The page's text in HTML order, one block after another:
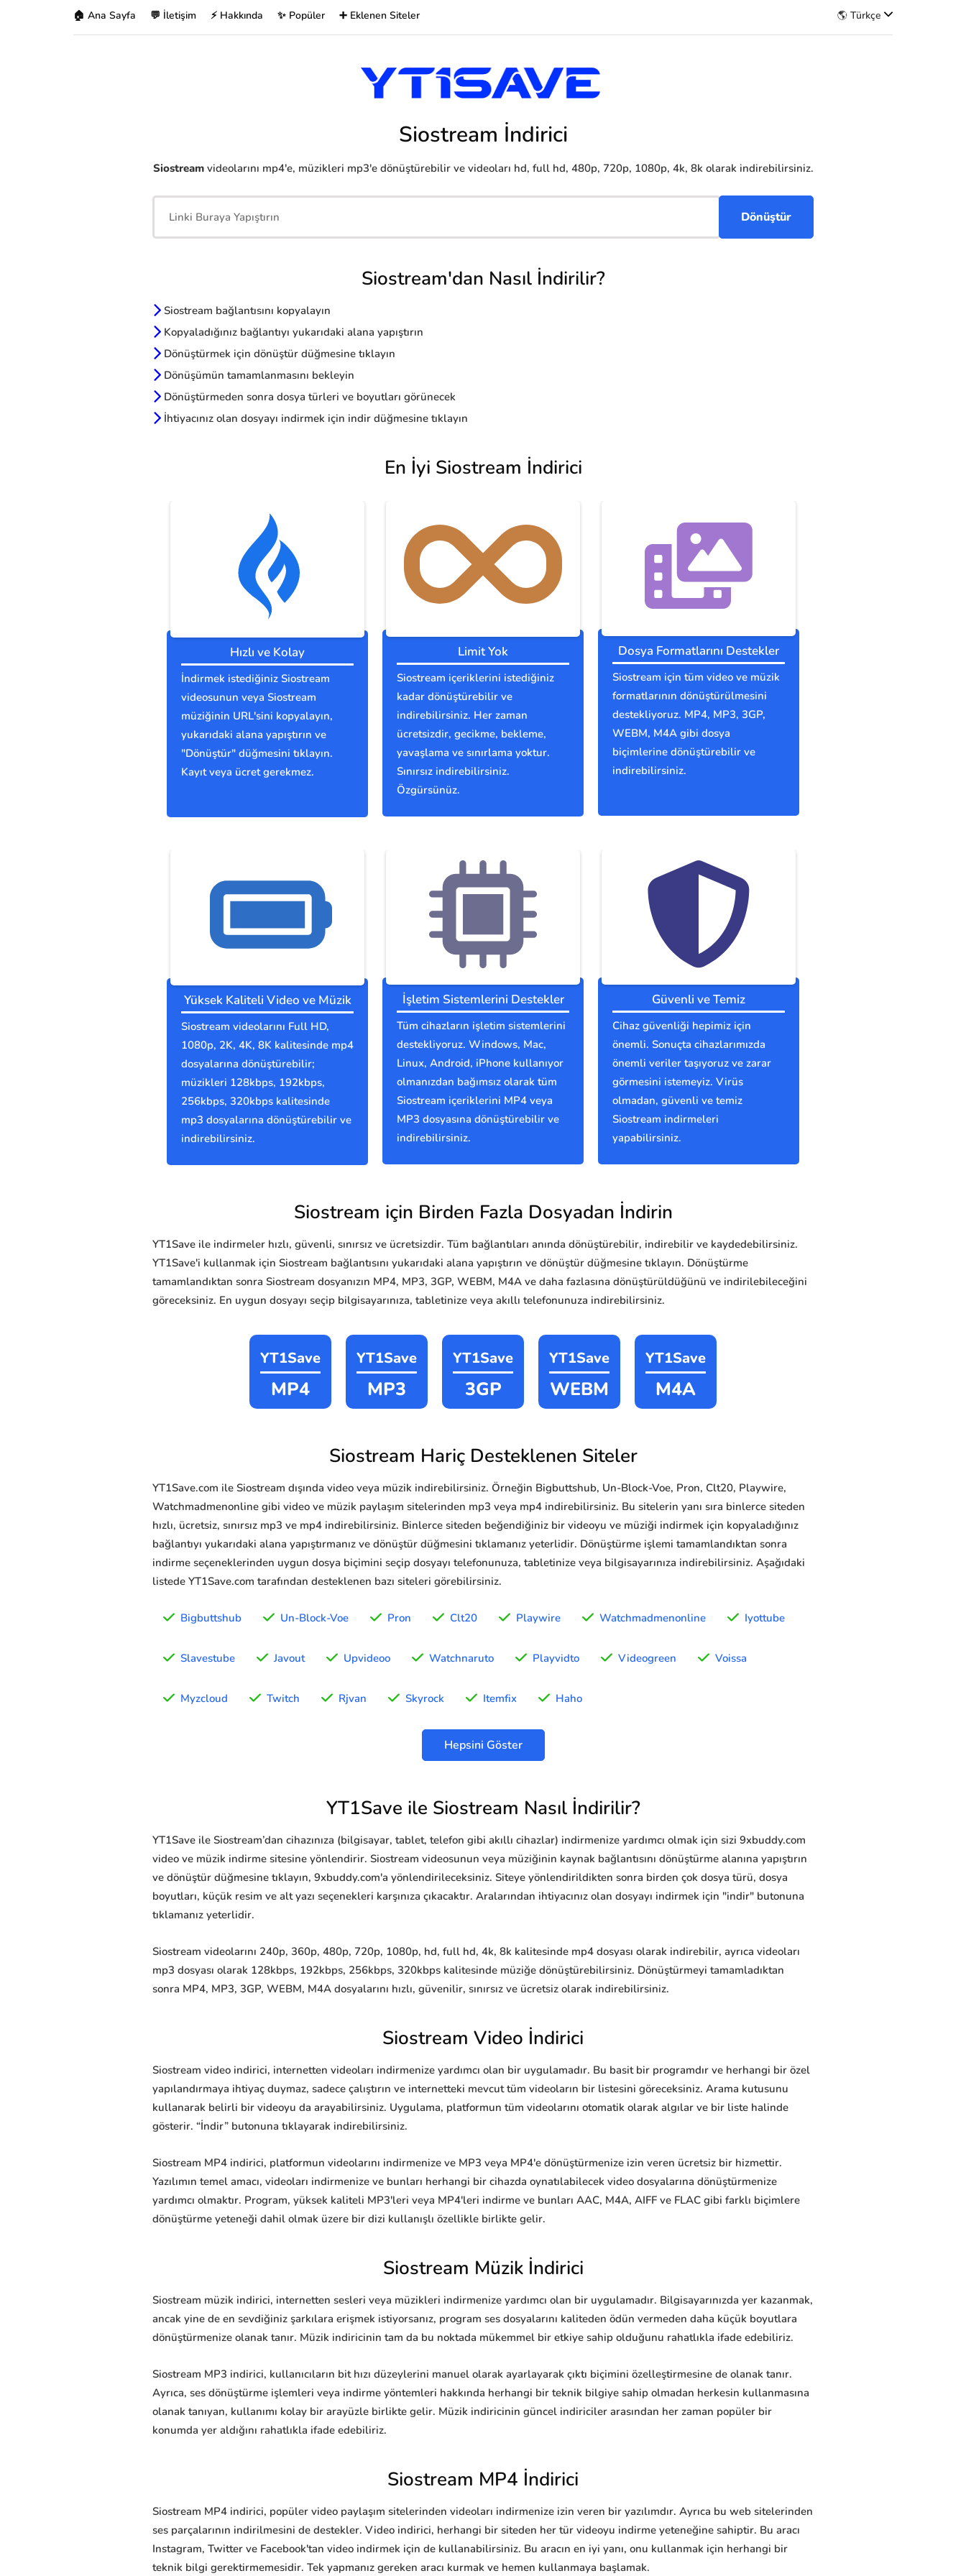
🏠 Ana Sayfa 💬 İletişim ⚡ Hakkında ✨ Popüler ➕ Eklenen Siteler 🌎 Türkçe
Siostream İndirici
Siostreamvideolarını mp4'e, müzikleri mp3'e dönüştürebilir ve videoları hd, full hd, 480p, 720p, 1080p, 4k, 8k olarak indirebilirsiniz.
Siostream'dan Nasıl İndirilir?
Siostream bağlantısını kopyalayın
Kopyaladığınız bağlantıyı yukarıdaki alana yapıştırın
Dönüştürmek için dönüştür düğmesine tıklayın
Dönüşümün tamamlanmasını bekleyin
Dönüştürmeden sonra dosya türleri ve boyutları görünecek
İhtiyacınız olan dosyayı indirmek için indir düğmesine tıklayın
En İyi Siostream İndirici
Hızlı ve Kolay
İndirmek istediğiniz Siostream
videosunun veya Siostream
müziğinin URL'sini kopyalayın,
yukarıdaki alana yapıştırın ve
"Dönüştür" düğmesini tıklayın.
Kayıt veya ücret gerekmez.
Limit Yok
Siostream içeriklerini istediğiniz
kadar dönüştürebilir ve
indirebilirsiniz. Her zaman
ücretsizdir, gecikme, bekleme,
yavaşlama ve sınırlama yoktur.
Sınırsız indirebilirsiniz.
Özgürsünüz.
Dosya Formatlarını Destekler
Siostream için tüm video ve müzik
formatlarının dönüştürülmesini
destekliyoruz. MP4, MP3, 3GP,
WEBM, M4A gibi dosya
biçimlerine dönüştürebilir ve
indirebilirsiniz.
Yüksek Kaliteli Video ve Müzik
Siostream videolarını Full HD,
1080p, 2K, 4K, 8K kalitesinde mp4
dosyalarına dönüştürebilir;
müzikleri 128kbps, 192kbps,
256kbps, 320kbps kalitesinde
mp3 dosyalarına dönüştürebilir ve
indirebilirsiniz.
İşletim Sistemlerini Destekler
Tüm cihazların işletim sistemlerini
destekliyoruz. Windows, Mac,
Linux, Android, iPhone kullanıyor
olmanızdan bağımsız olarak tüm
Siostream içeriklerini MP4 veya
MP3 dosyasına dönüştürebilir ve
indirebilirsiniz.
Güvenli ve Temiz
Cihaz güvenliği hepimiz için
önemli. Sonuçta cihazlarımızda
önemli veriler taşıyoruz ve zarar
görmesini istemeyiz. Virüs
olmadan, güvenli ve temiz
Siostream indirmeleri
yapabilirsiniz.
Siostream için Birden Fazla Dosyadan İndirin
YT1Save ile indirmeler hızlı, güvenli, sınırsız ve ücretsizdir. Tüm bağlantıları anında dönüştürebilir, indirebilir ve kaydedebilirsiniz.
YT1Save'i kullanmak için Siostream bağlantısını yukarıdaki alana yapıştırın ve dönüştür düğmesine tıklayın. Dönüştürme
tamamlandıktan sonra Siostream dosyanızın MP4, MP3, 3GP, WEBM, M4A ve daha fazlasına dönüştürüldüğünü ve indirilebileceğini
göreceksiniz. En uygun dosyayı seçip bilgisayarınıza, tabletinize veya akıllı telefonunuza indirebilirsiniz.
YT1Save
MP4
YT1Save
MP3
YT1Save
3GP
YT1Save
WEBM
YT1Save
M4A
Siostream Hariç Desteklenen Siteler
YT1Save.com ile Siostream dışında video veya müzik indirebilirsiniz. Örneğin Bigbuttshub, Un-Block-Voe, Pron, Clt20, Playwire,
Watchmadmenonline gibi video ve müzik paylaşım sitelerinden mp3 veya mp4 indirebilirsiniz. Bu sitelerin yanı sıra binlerce siteden
hızlı, ücretsiz, sınırsız mp3 ve mp4 indirebilirsiniz. Binlerce siteden beğendiğiniz bir videoyu ve müziği indirmek için kopyaladığınız
bağlantıyı yukarıdaki alana yapıştırmanız ve dönüştür düğmesini tıklamanız yeterlidir. Dönüştürme işlemi tamamlandıktan sonra
indirme seçeneklerinden uygun dosya biçimini seçip dosyayı telefonunuza, tabletinize veya bilgisayarınıza indirebilirsiniz. Aşağıdaki
listede YT1Save.com tarafından desteklenen bazı siteleri görebilirsiniz.
Bigbuttshub Un-Block-Voe Pron Clt20 Playwire Watchmadmenonline Iyottube
Slavestube Javout Upvideoo Watchnaruto Playvidto Videogreen Voissa
Myzcloud Twitch Rjvan Skyrock Itemfix Haho
Hepsini Göster
YT1Save ile Siostream Nasıl İndirilir?
YT1Save ile Siostream’dan cihazınıza (bilgisayar, tablet, telefon gibi akıllı cihazlar) indirmenize yardımcı olmak için sizi 9xbuddy.com
video ve müzik indirme sitesine yönlendirir. Siostream videosunun veya müziğinin kaynak bağlantısını dönüştürme alanına yapıştırın
ve dönüştür düğmesine tıklayın, 9xbuddy.com'a yönlendirileceksiniz. Siteye yönlendirildikten sonra birden çok dosya türü, dosya
boyutları, küçük resim ve alt yazı seçenekleri karşınıza çıkacaktır. Aralarından ihtiyacınız olan dosyayı indirmek için "indir" butonuna
tıklamanız yeterlidir.
Siostream videolarını 240p, 360p, 480p, 720p, 1080p, hd, full hd, 4k, 8k kalitesinde mp4 dosyası olarak indirebilir, ayrıca videoları
mp3 dosyası olarak 128kbps, 192kbps, 256kbps, 320kbps kalitesinde müziğe dönüştürebilirsiniz. Dönüştürmeyi tamamladıktan
sonra MP4, MP3, 3GP, WEBM, M4A dosyalarını hızlı, güvenilir, sınırsız ve ücretsiz olarak indirebilirsiniz.
Siostream Video İndirici
Siostream video indirici, internetten videoları indirmenize yardımcı olan bir uygulamadır. Bu basit bir programdır ve herhangi bir özel
yapılandırmaya ihtiyaç duymaz, sadece çalıştırın ve internetteki mevcut tüm videoların bir listesini göreceksiniz. Arama kutusunu
kullanarak belirli bir videoyu da arayabilirsiniz. Uygulama, platformun tüm videolarını otomatik olarak algılar ve bir liste halinde
gösterir. “İndir” butonuna tıklayarak indirebilirsiniz.
Siostream MP4 indirici, platformun videolarını indirmenize ve MP3 veya MP4'e dönüştürmenize izin veren ücretsiz bir hizmettir.
Yazılımın temel amacı, videoları indirmenize ve bunları herhangi bir cihazda oynatılabilecek video dosyalarına dönüştürmenize
yardımcı olmaktır. Program, yüksek kaliteli MP3'leri veya MP4'leri indirme ve bunları AAC, M4A, AIFF ve FLAC gibi farklı biçimlere
dönüştürme yeteneği dahil olmak üzere bir dizi kullanışlı özellikle birlikte gelir.
Siostream Müzik İndirici
Siostream müzik indirici, internetten sesleri veya müzikleri indirmenize yardımcı olan bir uygulamadır. Bilgisayarınızda yer kazanmak,
ancak yine de en sevdiğiniz şarkılara erişmek istiyorsanız, program ses dosyalarını kaliteden ödün vermeden daha küçük boyutlara
dönüştürmenize olanak tanır. Müzik indiricinin tam da bu noktada mükemmel bir etkiye sahip olduğunu rahatlıkla ifade edebiliriz.
Siostream MP3 indirici, kullanıcıların bit hızı düzeylerini manuel olarak ayarlayarak çıktı biçimini özelleştirmesine de olanak tanır.
Ayrıca, ses dönüştürme işlemleri veya indirme yöntemleri hakkında herhangi bir teknik bilgiye sahip olmadan herkesin kullanmasına
olanak tanıyan, kullanımı kolay bir arayüzle birlikte gelir. Müzik indiricinin güncel indiriciler arasından her zaman popüler bir
konumda yer aldığını rahatlıkla ifade edebiliriz.
Siostream MP4 İndirici
Siostream MP4 indirici, popüler video paylaşım sitelerinden videoları indirmenize izin veren bir yazılımdır. Ayrıca bu web sitelerinden
ses parçalarının indirilmesini de destekler. Video indirici, herhangi bir siteden her tür videoyu indirme yeteneğine sahiptir. Bu aracı
Instagram, Twitter ve Facebook'tan video indirmek için de kullanabilirsiniz. Bu aracın en iyi yanı, onu kullanmak için herhangi bir
teknik bilgi gerektirmemesidir. Tek yapmanız gereken aracı kurmak ve hemen kullanmaya başlamak.